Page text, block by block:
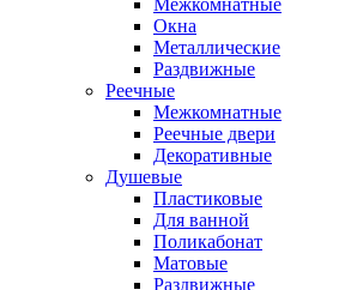
Межкомнатные
Окна
Металлические
Раздвижные
Реечные
Межкомнатные
Реечные двери
Декоративные
Душевые
Пластиковые
Для ванной
Поликабонат
Матовые
Раздвижные